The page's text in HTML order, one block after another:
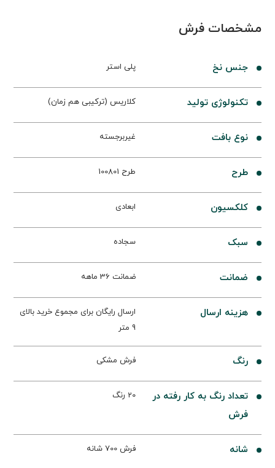
مشخصات فرش
جنس نخ پلی استر
تکنولوژی تولید کلاریس (ترکیبی هم زمان)
نوع بافت غیربرجسته
طرح طرح 100801
کلکسیون ابعادی
سبک سجاده
ضمانت ضمانت 36 ماهه
هزینه ارسال
ارسال رایگان برای مجموع خرید بالای
9 متر
رنگ فرش مشکی
تعداد رنگ به کار رفته در
فرش
20 رنگ
شانه فرش 700 شانه